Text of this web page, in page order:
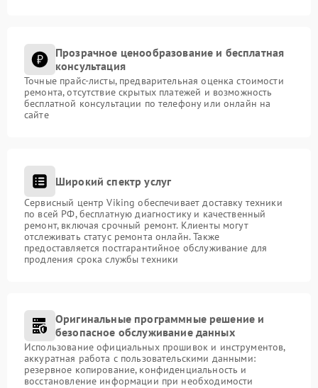
Прозрачное ценообразование и бесплатная
консультация
Точные прайс-листы, предварительная оценка стоимости
ремонта, отсутствие скрытых платежей и возможность
бесплатной консультации по телефону или онлайн на
сайте
Широкий спектр услуг
Сервисный центр Viking обеспечивает доставку техники
по всей РФ, бесплатную диагностику и качественный
ремонт, включая срочный ремонт. Клиенты могут
отслеживать статус ремонта онлайн. Также
предоставляется постгарантийное обслуживание для
продления срока службы техники
Оригинальные программные решение и
безопасное обслуживание данных
Использование официальных прошивок и инструментов,
аккуратная работа с пользовательскими данными:
резервное копирование, конфиденциальность и
восстановление информации при необходимости